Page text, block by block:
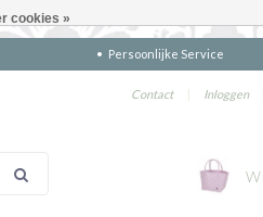
Persoonlijke Service
Contact | Inloggen
cookies »